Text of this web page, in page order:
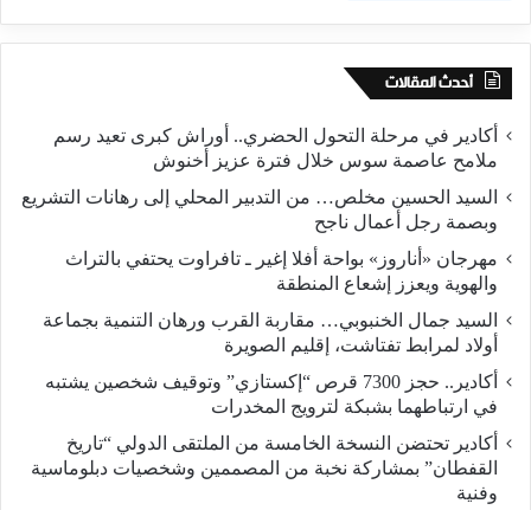
أحدث المقالات
أكادير في مرحلة التحول الحضري.. أوراش كبرى تعيد رسم
ملامح عاصمة سوس خلال فترة عزيز أخنوش
السيد الحسين مخلص… من التدبير المحلي إلى رهانات التشريع
وبصمة رجل أعمال ناجح
مهرجان «أناروز» بواحة أفلا إغير ـ تافراوت يحتفي بالتراث
والهوية ويعزز إشعاع المنطقة
السيد جمال الخنبوبي… مقاربة القرب ورهان التنمية بجماعة
أولاد لمرابط تفتاشت، إقليم الصويرة
أكادير.. حجز 7300 قرص “إكستازي” وتوقيف شخصين يشتبه
في ارتباطهما بشبكة لترويج المخدرات
أكادير تحتضن النسخة الخامسة من الملتقى الدولي “تاريخ
القفطان” بمشاركة نخبة من المصممين وشخصيات دبلوماسية
وفنية